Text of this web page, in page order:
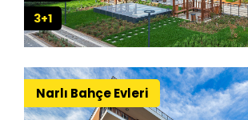
3+1
Narlı Bahçe Evleri